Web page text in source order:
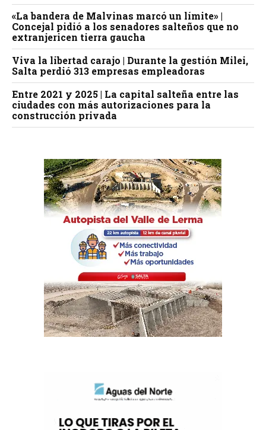
«La bandera de Malvinas marcó un límite» |
Concejal pidió a los senadores salteños que no
extranjericen tierra gaucha
Viva la libertad carajo | Durante la gestión Milei,
Salta perdió 313 empresas empleadoras
Entre 2021 y 2025 | La capital salteña entre las
ciudades con más autorizaciones para la
construcción privada